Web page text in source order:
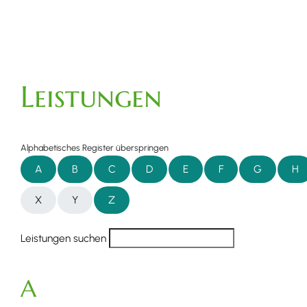
Leistungen
Alphabetisches Register überspringen
A B C D E F G H
X Y Z
Leistungen suchen
A